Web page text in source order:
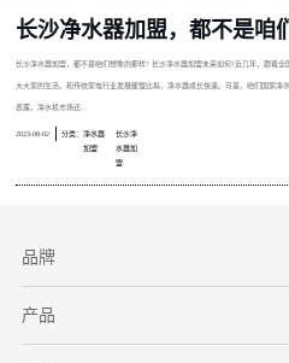
长沙净水器加盟，都不是咱
长沙净水器加盟，都不是咱们想象的那样? 长沙净水器加盟未来如何?近几年，跟着
大大家的生活。和传统家电行业发展缓慢比拟，净水器成长快速。可是，咱们国家
表露，净水机市场还...
2023-08-02 分类： 净水器
加盟
长沙净
水器加
盟
品牌
产品